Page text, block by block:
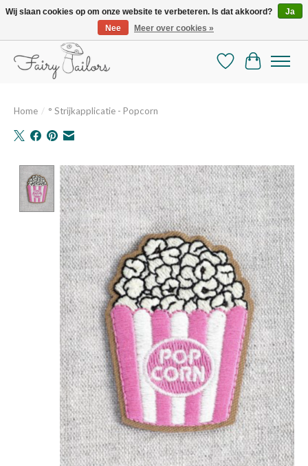
De mooiste online selectie stoffen en mercerie
Verlanglijst
Home / ° Strijkapplicatie - Popcorn
Product image slideshow Items
Wij slaan cookies op om onze website te verbeteren. Is dat akkoord?
Ja
Nee
Meer over cookies »